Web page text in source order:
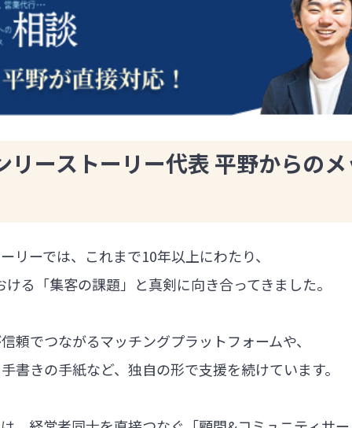
リーストーリー代表 平野からの
リーでは、これまで10年以上にわたり、
る「集客の課題」と真剣に向き合ってきました。
頼でつながるマッチングプラットフォームや、
書きの手紙など、独自の形で支援を続けています。